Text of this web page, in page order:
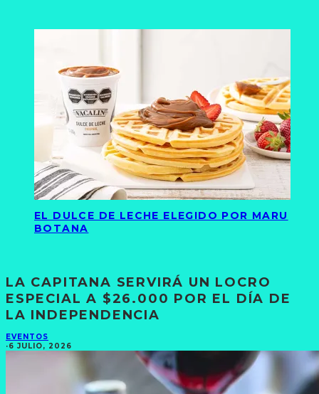
EL DULCE DE LECHE ELEGIDO POR MARU
BOTANA
LA CAPITANA SERVIRÁ UN LOCRO
ESPECIAL A $26.000 POR EL DÍA DE
LA INDEPENDENCIA
EVENTOS
·6 JULIO, 2026